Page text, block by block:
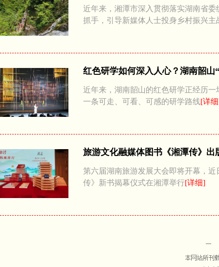
近年来，湘潭市深入贯彻落实湖南省
抓手，引导新媒体人士投身乡村振兴主
红色研学如何深入人心？湖南韶山
近年来，湖南韶山的红色研学正经历
一条可走、可看、可感的研学路线[详
旅游文化融媒体图书《湘潭传》
第六届湖南旅游发展大会即将开幕，
传》新书揭幕仪式在湘潭举行[详细]